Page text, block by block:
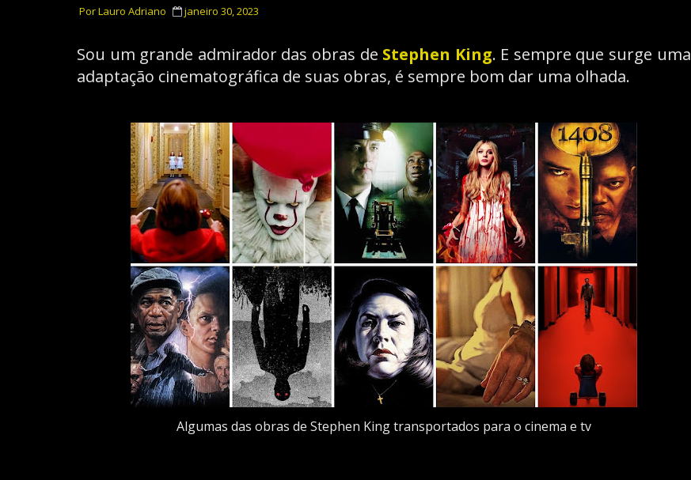
PorLauro Adriano janeiro 30, 2023
Sou um grande admirador das obras de Stephen King. E sempre que surge uma
adaptação cinematográfica de suas obras, é sempre bom dar uma olhada.
Algumas das obras de Stephen King transportados para o cinema e tv